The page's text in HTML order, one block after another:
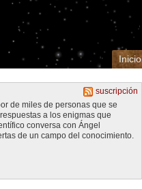
Inicio
suscripción
de miles de personas que se
a los enigmas que
conversa con Ángel
de un campo del conocimiento.